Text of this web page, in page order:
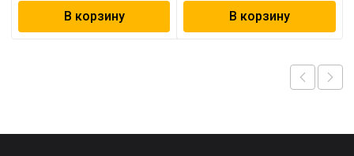
В корзину В корзину